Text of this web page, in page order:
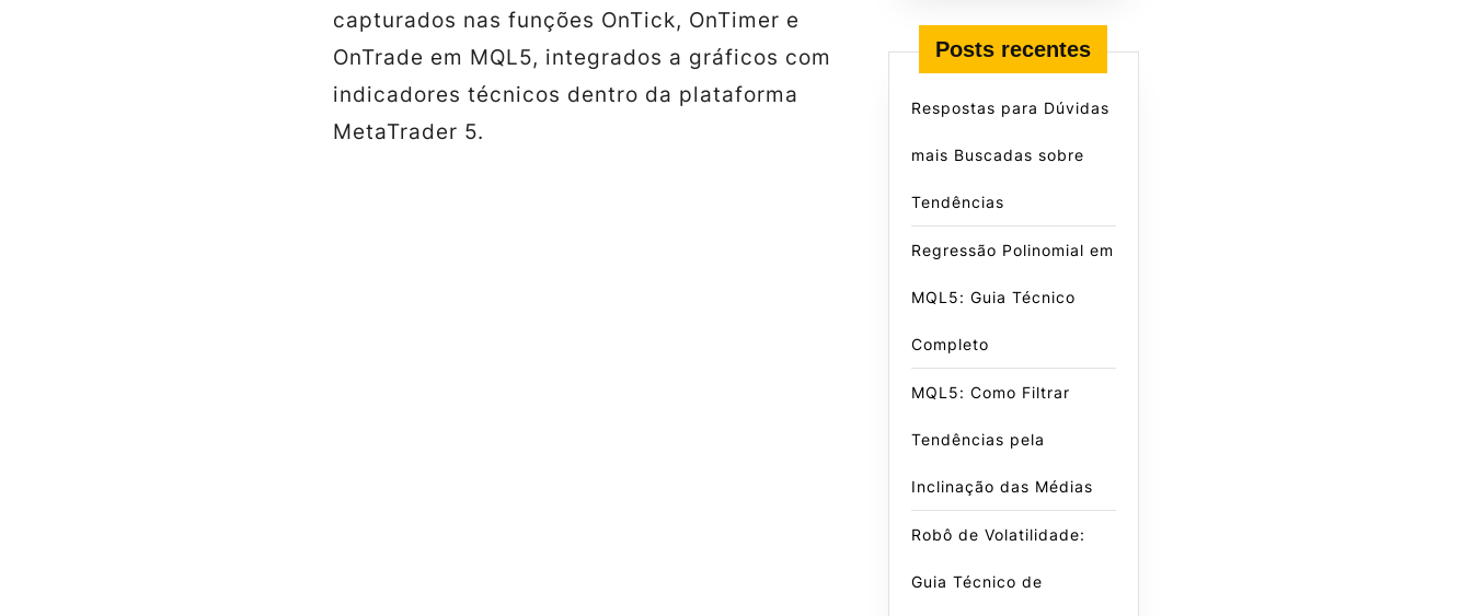
capturados nas funções OnTick, OnTimer e
OnTrade em MQL5, integrados a gráficos com
indicadores técnicos dentro da plataforma
MetaTrader 5.
Posts recentes
Respostas para Dúvidas
mais Buscadas sobre
Tendências
Regressão Polinomial em
MQL5: Guia Técnico
Completo
MQL5: Como Filtrar
Tendências pela
Inclinação das Médias
Robô de Volatilidade:
Guia Técnico de